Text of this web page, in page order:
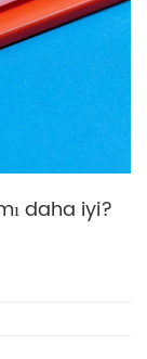
daha iyi?